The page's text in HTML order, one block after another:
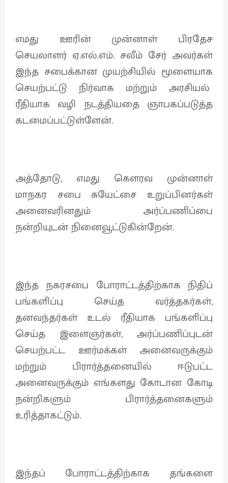
எமது ஊரின் முன்னாள் பிரதேச
செயலாளர் ஏ.எல்.எம். சலீம் சேர் அவர்கள்
இந்த சபைக்கான முயற்சியில் மூளையாக
செயற்பட்டு நிர்வாக மற்றும் அரசியல்
ரீதியாக வழி நடத்தியதை ஞாபகப்படுத்த
கடமைப்பட்டுள்ளேன்.
அத்தோடு, எமது கௌரவ முன்னாள்
மாநகர சபை சுயேட்சை உறுப்பினர்கள்
அனைவரினதும் அர்ப்பணிப்பை
நன்றியுடன்‌ நினைவூட்டுகின்றேன்.
இந்த நகரசபை போராட்டத்திற்காக நிதிப்
பங்களிப்பு செய்த வர்த்தகர்கள்,
தனவந்தர்கள் உடல் ரீதியாக பங்களிப்பு
செய்த இளைஞர்கள், அர்ப்பணிப்புடன்
செயற்பட்ட ஊர்மக்கள் அனைவருக்கும்
மற்றும் பிரார்த்தனையில் ஈடுபட்ட
அனைவருக்கும் எங்களது கோடான கோடி
நன்றிகளும் பிரார்த்தனைகளும்
உரித்தாகட்டும்.
இந்தப் போராட்டத்திற்காக தங்களை